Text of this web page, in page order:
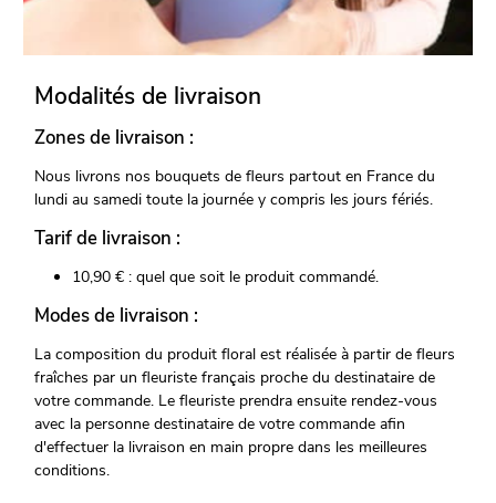
Modalités de livraison
Zones de livraison :
Nous livrons nos bouquets de fleurs partout en France du
lundi au samedi toute la journée y compris les jours fériés.
Tarif de livraison :
10,90 € : quel que soit le produit commandé.
Modes de livraison :
La composition du produit floral est réalisée à partir de fleurs
fraîches par un fleuriste français proche du destinataire de
votre commande. Le fleuriste prendra ensuite rendez-vous
avec la personne destinataire de votre commande afin
d'effectuer la livraison en main propre dans les meilleures
conditions.